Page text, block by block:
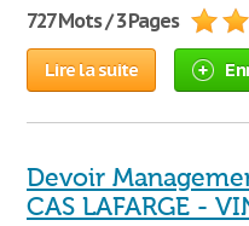
727 Mots / 3 Pages
Lire la suite
Devoir
CAS LAFARGE -